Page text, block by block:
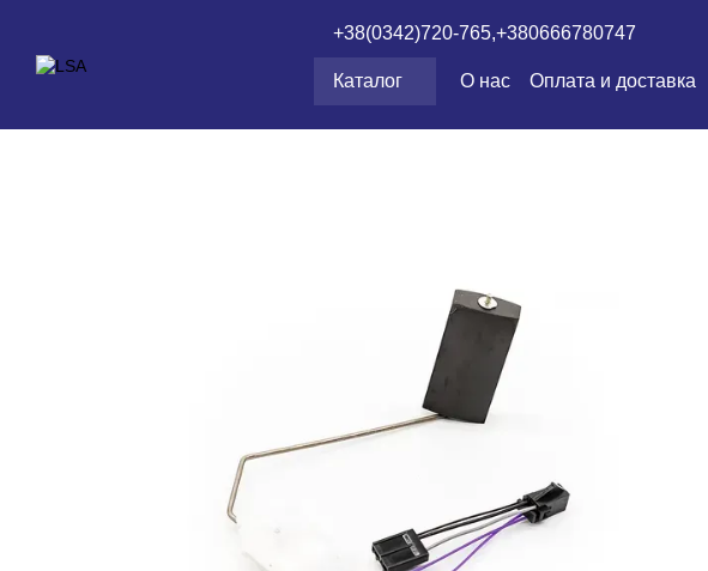
+38(0342)720-765,+380666780747
Каталог О нас Оплата и доставка